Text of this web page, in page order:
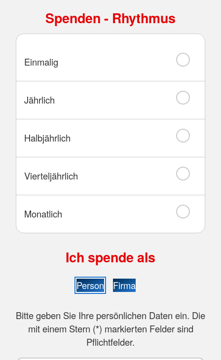
Spenden - Rhythmus
Einmalig
Jährlich
Halbjährlich
Vierteljährlich
Monatlich
Ich spende als
Person Firma
Bitte geben Sie Ihre persönlichen Daten ein. Die
mit einem Stern (*) markierten Felder sind
Pflichtfelder.